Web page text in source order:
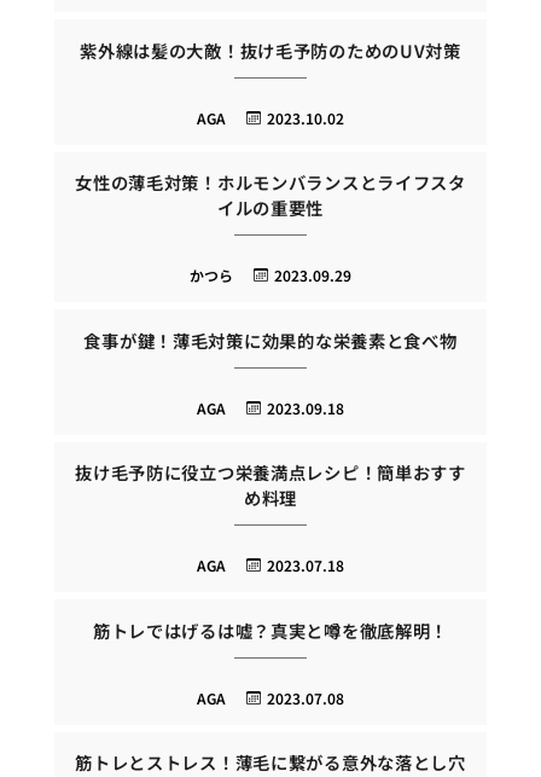
紫外線は髪の大敵！抜け毛予防のためのUV対策
2023.10.02
AGA
女性の薄毛対策！ホルモンバランスとライフスタ
イルの重要性
2023.09.29
かつら
食事が鍵！薄毛対策に効果的な栄養素と食べ物
2023.09.18
AGA
抜け毛予防に役立つ栄養満点レシピ！簡単おすす
め料理
2023.07.18
AGA
筋トレではげるは嘘？真実と噂を徹底解明！
2023.07.08
AGA
筋トレとストレス！薄毛に繋がる意外な落とし穴